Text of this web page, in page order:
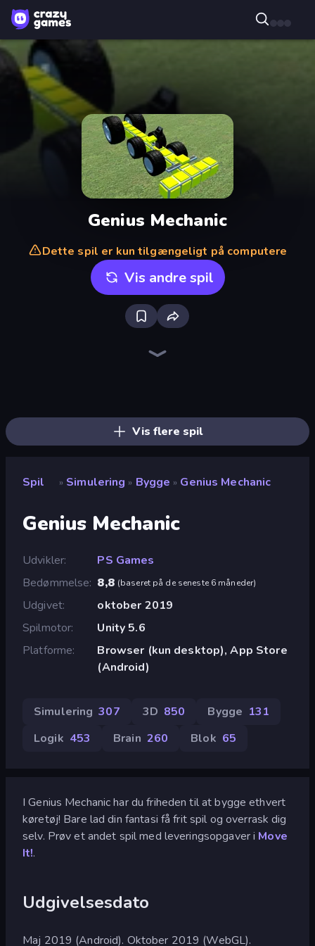
Genius Mechanic
Dette spil er kun tilgængeligt på computere
Vis andre spil
Vis flere spil
Spil » Simulering » Bygge » Genius Mechanic
Genius Mechanic
Udvikler
PS Games
Bedømmelse 8,8 (baseret på de seneste 6 måneder)
Udgivet
oktober 2019
Spilmotor
Unity 5.6
Platforme
Browser (kun desktop), App Store
(Android)
Simulering 307 3D 850 Bygge 131
Logik 453 Brain 260 Blok 65
I Genius Mechanic har du friheden til at bygge ethvert
køretøj! Bare lad din fantasi få frit spil og overrask dig
selv. Prøv et andet spil med leveringsopgaver i Move
It!.
Udgivelsesdato
Maj 2019 (Android). Oktober 2019 (WebGL).